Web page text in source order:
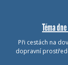
Téma
Při cestách na
dopravní